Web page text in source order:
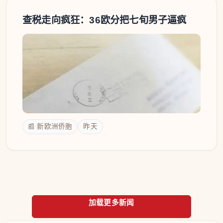
查税走向疯狂：36欧分把七旬男子逼疯
📰 新欧洲侨胞 昨天